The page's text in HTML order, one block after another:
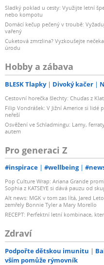
Sladký poklad u cesty: Využijte letní
nebo kompotu
Domácí kečup pečený v troubě:
vařený
Cuketová zmrzlina? Vyzkoušejte
úrodu
Hobby a zábava
BLESK Tlapky Divoký kačer
Cestovní horečka šlechty: Chuďas z
Filip Vondrášek: V Jižní Americe si
neřeší
Osvěžení ve Schladmingu: Lamy,
autem
Pro generaci Z
#inspirace #wellbeing
Pop Culture Wrap: Ariana Grande
Sophia z KATSEYE si dává pauzu od
Alt news: MGK v tom zas lítá, Jared
zemřely Bonnie Tyler a Mary Morello
RECEPT: Perfektní letní kombinace,
Zdraví
Podpořte dětskou imunitu
vším pomůže rýmovník